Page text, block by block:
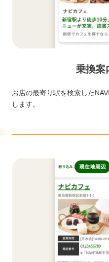
乗換案
お店の最寄り駅を検索した
します。